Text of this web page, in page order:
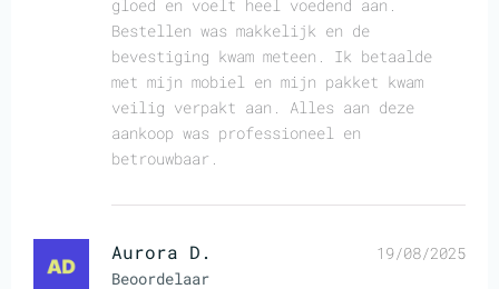
gloed en voelt heel voedend aan.
Bestellen was makkelijk en de
bevestiging kwam meteen. Ik betaalde
met mijn mobiel en mijn pakket kwam
veilig verpakt aan. Alles aan deze
aankoop was professioneel en
betrouwbaar.
Aurora D.
Beoordelaar
19/08/2025